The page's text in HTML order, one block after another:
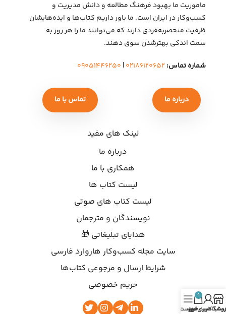
ماموریت ما بهبود فرهنگ مطالعه و دانش مدیریت و
کسب‌وکار در ایران است. ما باور داریم کتاب‌ها و ایده‌هایشان
ظرفیت منحصربه‌فردی دارند که می‌توانند ما را هر روز به
سمت اندکی بهتر‌شدن سوق دهند.
شماره تماس: ۰۲۱۸۶۱۲۰۶۵۲| ۰۹۰۵۱۴۴۶۲۵۰
درباره ما تماس با ما
لینک های مفید
درباره ما
همکاری با ما
لیست کتاب ها
لیست کتاب های صوتی
نویسندگان و مترجمان
هدایای تبلیغاتی 🎁
سایت مجله کسب‌وکار هاروارد فارسی
شرایط ارسال و مرجوعی کتاب‌ها
حریم خصوصی
کاربری من
0
سبد خرید
فهرست